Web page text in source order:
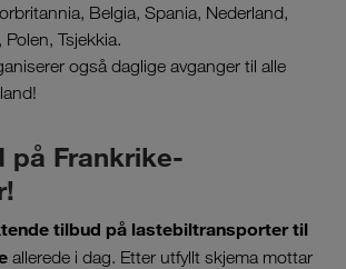
Belgia, Spania, Nederland,
Tsjekkia.
også daglige avganger til alle
på Frankrike-
tilbud på lastebiltransporter til
allerede i dag. Etter utfyllt skjema mottar